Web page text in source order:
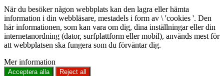
När du besöker någon webbplats kan den lagra eller hämta
information i din webbläsare, mestadels i form av \ 'cookies '. Den
här informationen, som kan vara om dig, dina inställningar eller din
internetanordning (dator, surfplattform eller mobil), används mest för
att webbplatsen ska fungera som du förväntar dig.
Mer information
Acceptera alla Reject all